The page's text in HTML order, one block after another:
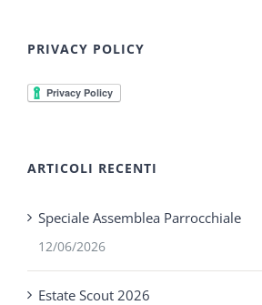
PRIVACY POLICY
ARTICOLI RECENTI
Speciale Assemblea Parrocchiale
12/06/2026
Estate Scout 2026